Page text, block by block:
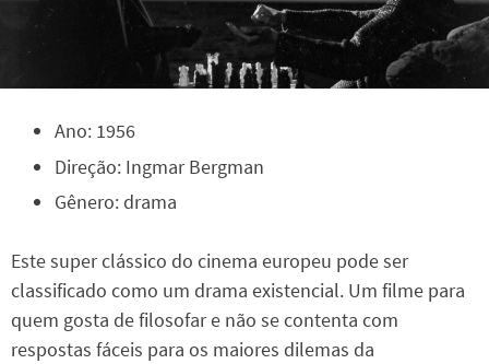
Ano: 1956
Direção: Ingmar Bergman
Gênero: drama
Este super clássico do cinema europeu pode ser
classificado como um drama existencial. Um filme para
quem gosta de filosofar e não se contenta com
respostas fáceis para os maiores dilemas da